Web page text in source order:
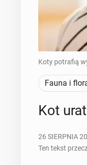
Koty potrafią
Fauna i
Kot
26 SIERPNIA
Ten tekst